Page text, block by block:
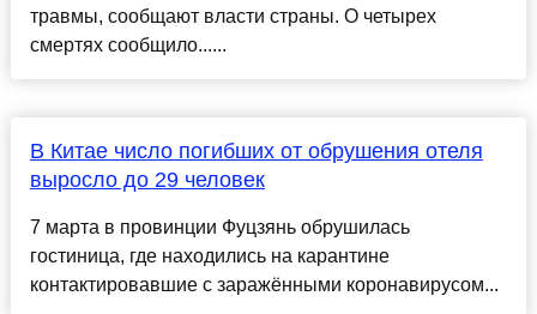
травмы, сообщают власти страны. О четырех
смертях сообщило......
В Китае число погибших от обрушения отеля
выросло до 29 человек
7 марта в провинции Фуцзянь обрушилась
гостиница, где находились на карантине
контактировавшие с заражёнными коронавирусом...